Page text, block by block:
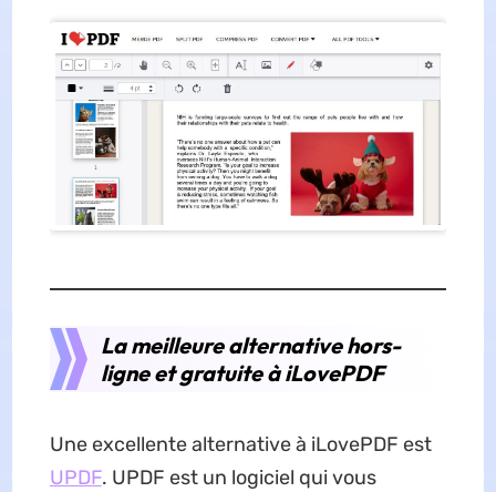
La meilleure alternative hors-
ligne et gratuite à iLovePDF
Une excellente alternative à iLovePDF est
UPDF. UPDF est un logiciel qui vous